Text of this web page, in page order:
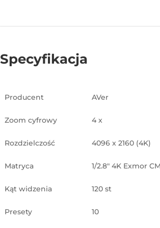
Specyfikacja
Producent AVer
Zoom cyfrowy 4 x
Rozdzielczość 4096 x 2160 (4K)
Matryca 1/2.8″ 4K Exmor
Kąt widzenia 120 st
Presety 10